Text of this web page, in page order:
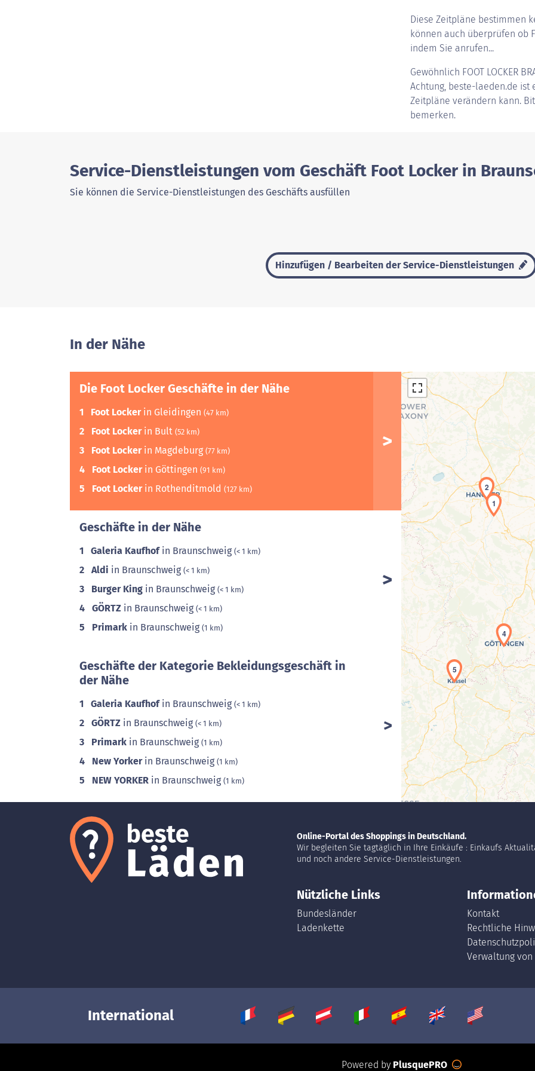
Diese Zeitpläne bestimmen
können auch überprüfen ob
indem Sie anrufen...
Gewöhnlich FOOT LOCKER
Achtung, beste-laeden.de
Zeitpläne verändern kann.
bemerken.
Service-Dienstleistungen vom Geschäft Foot Locker in
Sie können die Service-Dienstleistungen des Geschäfts ausfüllen
Hinzufügen / Bearbeiten der Service-Dienstleistungen
In der Nähe
Die Foot Locker Geschäfte in der Nähe
1 Foot Lockerin Gleidingen (47 km)
2 Foot Lockerin Bult (52 km)
3 Foot Lockerin Magdeburg (77 km)
4 Foot Lockerin Göttingen (91 km)
5 Foot Lockerin Rothenditmold (127 km)
Geschäfte in der Nähe
1 Galeria Kaufhofin Braunschweig (< 1 km)
2 Aldi in Braunschweig (< 1 km)
3 Burger King in Braunschweig (< 1 km)
4 GÖRTZ in Braunschweig (< 1 km)
5 Primark in Braunschweig (1 km)
Geschäfte der Kategorie Bekleidungsgeschäft in
der Nähe
1 Galeria Kaufhofin Braunschweig (< 1 km)
2 GÖRTZ in Braunschweig (< 1 km)
3 Primark in Braunschweig (1 km)
4 New Yorkerin Braunschweig (1 km)
5 NEW YORKER in Braunschweig (1 km)
1
2
4
5
Online-Portal des Shoppings in Deutschland.
Wir begleiten Sie tagtäglich in Ihre Einkäufe : Einkaufs
und noch andere Service-Dienstleistungen.
Nützliche Links
Bundesländer
Ladenkette
Kontakt
Rechtliche
Verwaltung von
International
Powered by PlusquePRO